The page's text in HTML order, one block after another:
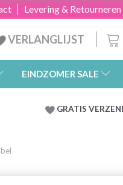
Levering & Retourneren
VERLANGLIJST
EINDZOMER SALE
GRATIS